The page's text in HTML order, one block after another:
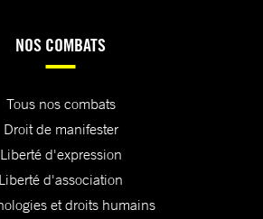
NOS COMBATS
Tous nos combats
Droit de manifester
Liberté d'expression
Liberté d'association
et droits humains